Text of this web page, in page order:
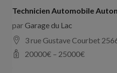
Technicien Automobile
parGarage du Lac
3 rue Gustave Courbet
20000€ – 25000€